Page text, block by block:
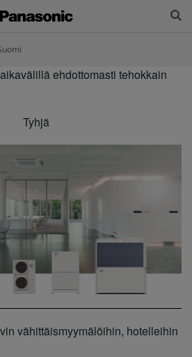
ehdottomasti tehokkain
Tyhjä
vähittäismyymälöihin, hotelleihin